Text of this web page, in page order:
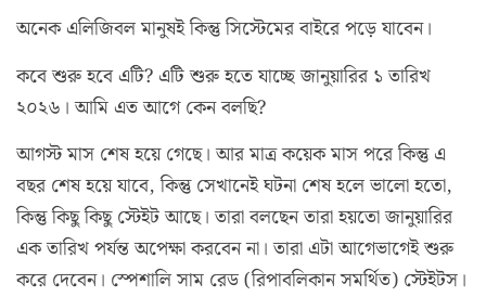
অনেক এলিজিবল মানুষই কিন্তু সিস্টেমের বাইরে পড়ে যাবেন।
কবে শুরু হবে এটি? এটি শুরু হতে যাচ্ছে জানুয়ারির ১ তারিখ
২০২৬। আমি এত আগে কেন বলছি?
আগস্ট মাস শেষ হয়ে গেছে। আর মাত্র কয়েক মাস পরে কিন্তু এ
বছর শেষ হয়ে যাবে, কিন্তু সেখানেই ঘটনা শেষ হলে ভালো হতো,
কিন্তু কিছু কিছু স্টেইট আছে। তারা বলছেন তারা হয়তো জানুয়ারির
এক তারিখ পর্যন্ত অপেক্ষা করবেন না। তারা এটা আগেভাগেই শুরু
করে দেবেন। স্পেশালি সাম রেড (রিপাবলিকান সমর্থিত) স্টেইটস।